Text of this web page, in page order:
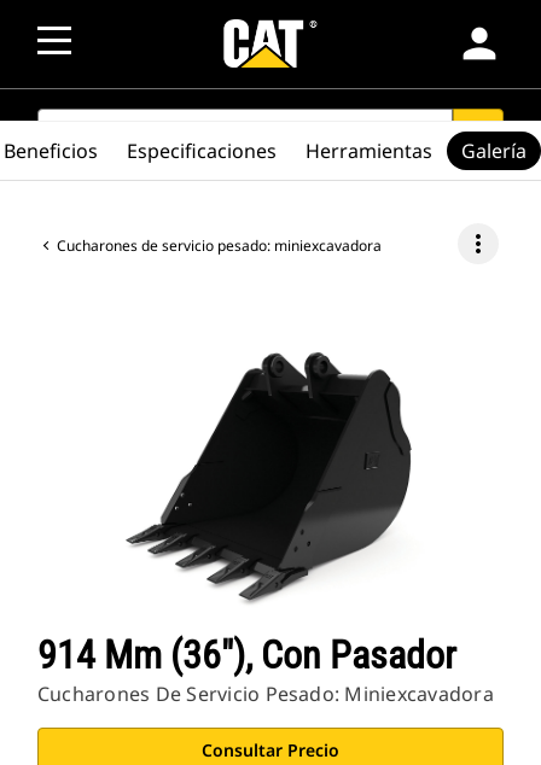
person
SEARCH search
Cucharones de servicio pesado: miniexcavadora more_vert
914 Mm (36"), Con Pasador
Cucharones De Servicio Pesado: Miniexcavadora
Consultar Precio
Beneficios Especificaciones Herramientas Galería